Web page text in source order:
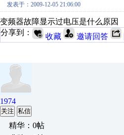
发表于：2009-12-05 21:06:00
变频器故障显示过电压是什么原因
分享到：
收藏 邀请回答
1974
关注 私信
精华：0帖